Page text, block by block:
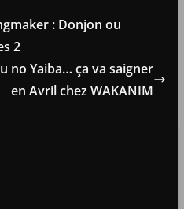
: Donjon ou
2
no Yaiba… ça va saigner
en Avril chez WAKANIM